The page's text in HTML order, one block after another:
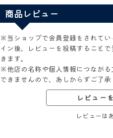
商品レビュー
※当ショップで会員登録をされて
イン後、レビューを投稿すること
きます。
※他店の名称や個人情報につなが
できませんので、あしからずご了承
レビュー
レビューは